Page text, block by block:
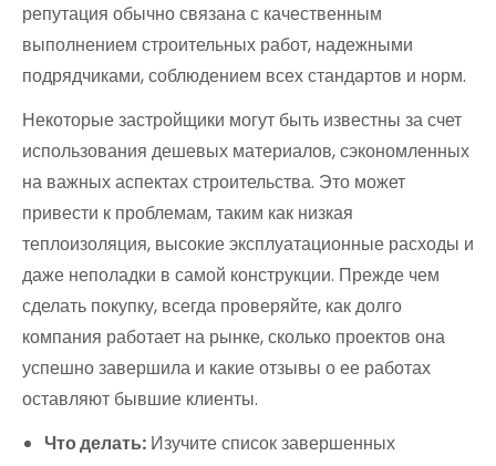
репутация обычно связана с качественным
выполнением строительных работ, надежными
подрядчиками, соблюдением всех стандартов и норм.
Некоторые застройщики могут быть известны за счет
использования дешевых материалов, сэкономленных
на важных аспектах строительства. Это может
привести к проблемам, таким как низкая
теплоизоляция, высокие эксплуатационные расходы и
даже неполадки в самой конструкции. Прежде чем
сделать покупку, всегда проверяйте, как долго
компания работает на рынке, сколько проектов она
успешно завершила и какие отзывы о ее работах
оставляют бывшие клиенты.
Что делать: Изучите список завершенных